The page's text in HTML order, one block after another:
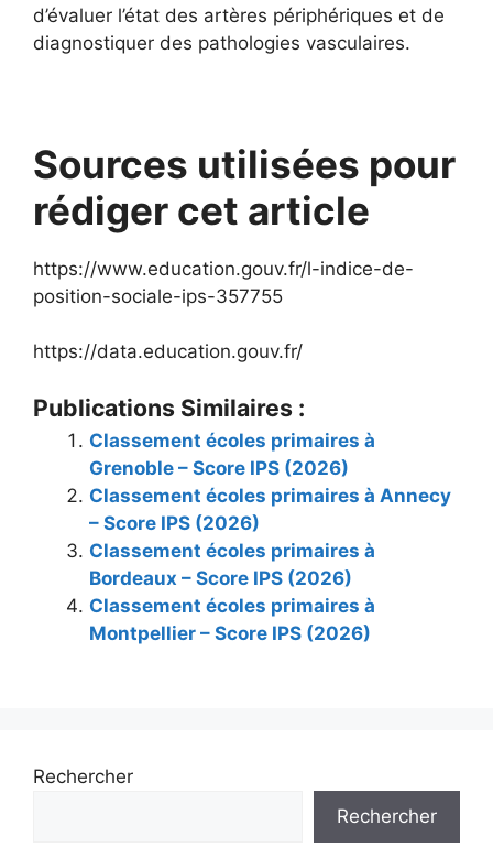
d’évaluer l’état des artères périphériques et de
diagnostiquer des pathologies vasculaires.
Sources utilisées pour
rédiger cet article
https://www.education.gouv.fr/l-indice-de-
position-sociale-ips-357755
https://data.education.gouv.fr/
Publications Similaires :
Classement écoles primaires à
Grenoble – Score IPS (2026)
Classement écoles primaires à Annecy
– Score IPS (2026)
Classement écoles primaires à
Bordeaux – Score IPS (2026)
Classement écoles primaires à
Montpellier – Score IPS (2026)
Rechercher
Rechercher